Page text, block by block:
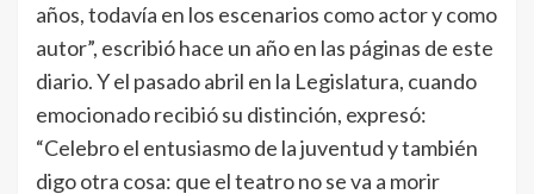
años, todavía en los escenarios como actor y como
autor”, escribió hace un año en las páginas de este
diario. Y el pasado abril en la Legislatura, cuando
emocionado recibió su distinción, expresó:
“Celebro el entusiasmo de la juventud y también
digo otra cosa: que el teatro no se va a morir